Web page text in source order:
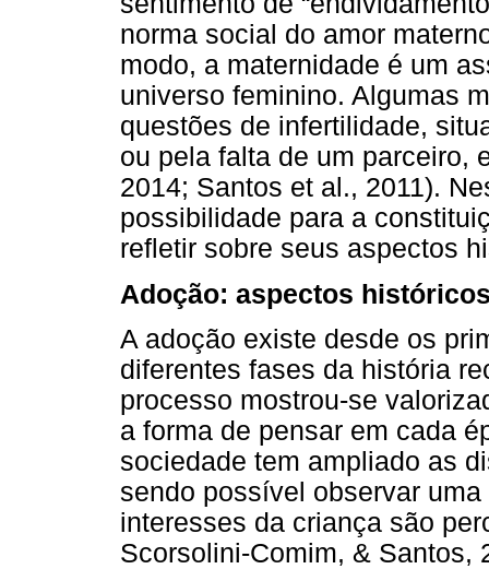
norma social do amor
modo, a maternidade é um
universo feminino. Algumas
questões de infertilidade,
ou pela falta de um parceiro,
2014; Santos et al., 2011).
possibilidade para a
refletir sobre seus aspectos
Adoção: aspectos
A adoção existe desde os
diferentes fases da história
processo mostrou-se
a forma de pensar em cada
sociedade tem ampliado as
sendo possível observar
interesses da criança são
Scorsolini-Comim, & Santos,